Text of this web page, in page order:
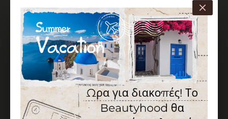
Σύμφωνα με 0 αξιολογήσεις. - Γράψτε μια αξιολόγηση
ΑΞΙΟΛΌΓΗΣΗ
Δεν υπάρχουν αξιολογήσεις για το προϊόν.
ΓΡΆΨΤΕ ΜΙΑ ΑΞΙΟΛΌΓΗΣΗ
Παρακαλώσυνδεθείτεή δημιουργήστε λογαριασμό για να
αξιολογήσετε